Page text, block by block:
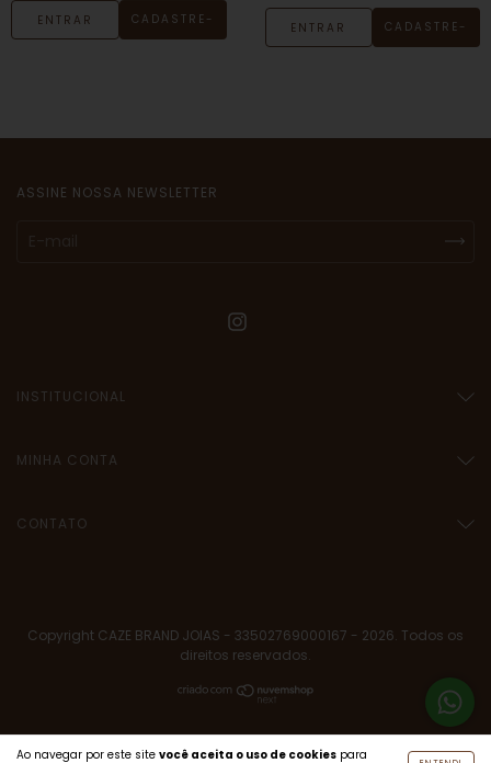
Ao navegar por este site você aceita o uso de cookies para
ENTRAR CADASTRE-
ENTRAR CADASTRE-
ASSINE NOSSA NEWSLETTER
INSTITUCIONAL
MINHA CONTA
CONTATO
Copyright CAZE BRAND JOIAS - 33502769000167 - 2026. Todos os
direitos reservados.